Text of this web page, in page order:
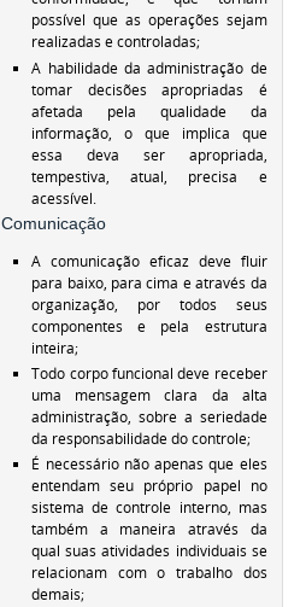
possível que as operações sejam
realizadas e controladas;
A habilidade da administração de
tomar decisões apropriadas é
afetada pela qualidade da
informação, o que implica que
essa deva ser apropriada,
tempestiva, atual, precisa e
acessível.
Comunicação
A comunicação eficaz deve fluir
para baixo, para cima e através da
organização, por todos seus
componentes e pela estrutura
inteira;
Todo corpo funcional deve receber
uma mensagem clara da alta
administração, sobre a seriedade
da responsabilidade do controle;
É necessário não apenas que eles
entendam seu próprio papel no
sistema de controle interno, mas
também a maneira através da
qual suas atividades individuais se
relacionam com o trabalho dos
demais;